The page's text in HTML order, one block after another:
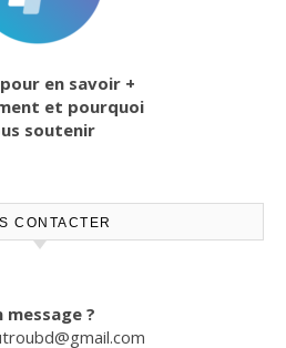
pour en savoir +
et pourquoi
soutenir
CONTACTER
message ?